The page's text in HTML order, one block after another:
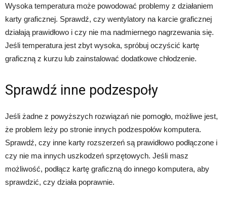
Wysoka temperatura może powodować problemy z działaniem
karty graficznej. Sprawdź, czy wentylatory na karcie graficznej
działają prawidłowo i czy nie ma nadmiernego nagrzewania się.
Jeśli temperatura jest zbyt wysoka, spróbuj oczyścić kartę
graficzną z kurzu lub zainstalować dodatkowe chłodzenie.
Sprawdź inne podzespoły
Jeśli żadne z powyższych rozwiązań nie pomogło, możliwe jest,
że problem leży po stronie innych podzespołów komputera.
Sprawdź, czy inne karty rozszerzeń są prawidłowo podłączone i
czy nie ma innych uszkodzeń sprzętowych. Jeśli masz
możliwość, podłącz kartę graficzną do innego komputera, aby
sprawdzić, czy działa poprawnie.